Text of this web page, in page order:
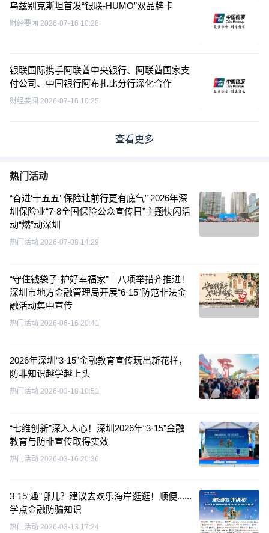
乌兹别克斯坦首发“银联-HUMO”双品牌卡
财经要闻 2026-07-16 10:28
银联国际携手阿联酋中央银行、阿联酋国家支
付公司、中国银行阿布扎比分行深化合作
财经要闻 2026-07-16 10:25
查看更多
热门活动
“奋进‘十五五’ 保险让前行更有底气” 2026年深
圳保险业“7·8全国保险公众宣传日”主题快闪活
动“燃”动深圳
热门活动 2026-07-08 14:29
“守住钱袋子·护好幸福家”｜八项举措齐推进！
深圳市地方金融管理局开展“6·15”防范非法金
融活动集中宣传
热门活动 2026-06-16 20:41
2026年深圳“3·15”金融教育宣传玩出新花样，
防非知识越学越上头
热门活动 2026-03-18 10:51
“七维创新”深入人心！深圳2026年“3·15”金融
教育与防非宣传取得实效
热门活动 2026-03-16 20:36
3·15“趣”哪儿？建议去欢乐海岸逛逛！顺便......
学点金融防骗知识
热门活动 2026-03-13 17:24